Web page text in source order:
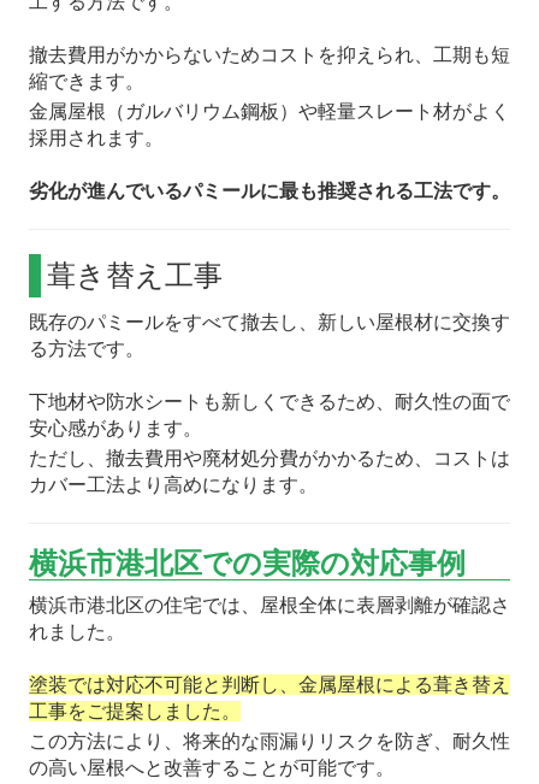
撤去費用がかからないためコストを抑えられ、工期も短
縮できます。
金属屋根（ガルバリウム鋼板）や軽量スレート材がよく
採用されます。
劣化が進んでいるパミールに最も推奨される工法です。
葺き替え工事
既存のパミールをすべて撤去し、新しい屋根材に交換す
る方法です。
下地材や防水シートも新しくできるため、耐久性の面で
安心感があります。
ただし、撤去費用や廃材処分費がかかるため、コストは
カバー工法より高めになります。
横浜市港北区での実際の対応事例
横浜市港北区の住宅では、屋根全体に表層剥離が確認さ
れました。
塗装では対応不可能と判断し、金属屋根による葺き替え
工事をご提案しました。
この方法により、将来的な雨漏りリスクを防ぎ、耐久性
の高い屋根へと改善することが可能です。